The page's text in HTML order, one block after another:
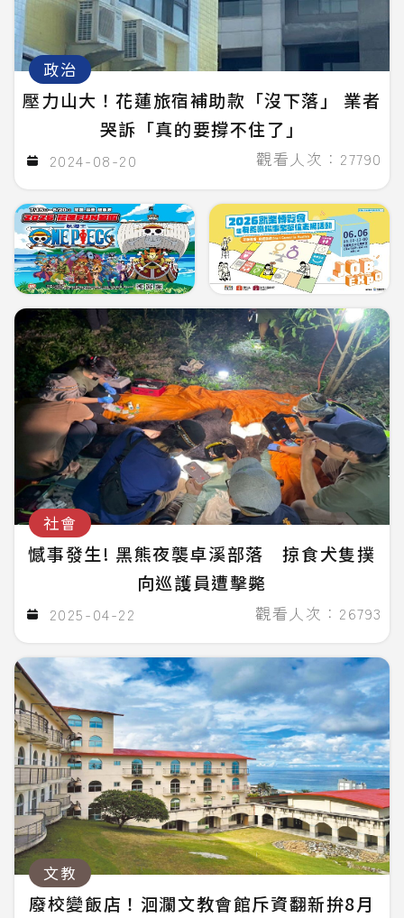
政治
壓力山大！花蓮旅宿補助款「沒下落」 業者
哭訴「真的要撐不住了」
2024-08-20 觀看人次：27790
社會
憾事發生! 黑熊夜襲卓溪部落 掠食犬隻撲
向巡護員遭擊斃
2025-04-22 觀看人次：26793
文教
廢校變飯店！洄瀾文教會館斥資翻新拚8月